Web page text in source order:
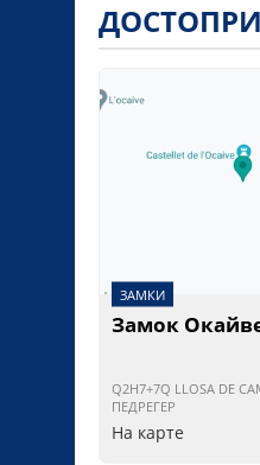
ЗАМКИ
Замок
Q2H7+7Q LLOSA DE
ПЕДРЕГЕР
На карте